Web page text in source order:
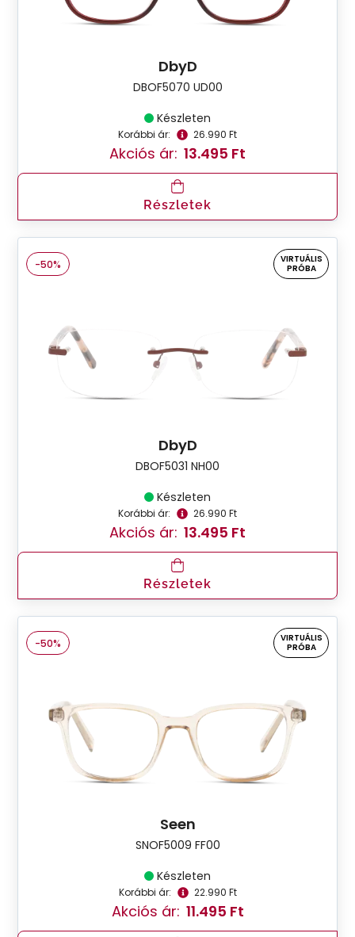
DbyD
DBOF5070 UD00
Készleten
Korábbi ár: 26.990 Ft
Akciós ár: 13.495 Ft
Részletek
-50%
VIRTUÁLIS
PRÓBA
DbyD
DBOF5031 NH00
Készleten
Korábbi ár: 26.990 Ft
Akciós ár: 13.495 Ft
Részletek
-50%
VIRTUÁLIS
PRÓBA
Seen
SNOF5009 FF00
Készleten
Korábbi ár: 22.990 Ft
Akciós ár: 11.495 Ft